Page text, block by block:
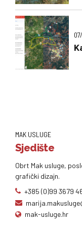
MAK USLUGE
Sjedište
Obrt Mak usluge,
grafički dizajn.
+385 (0)99 3679
mak-usluge.hr